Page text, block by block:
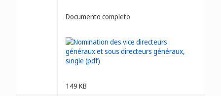
Documento completo
149 KB